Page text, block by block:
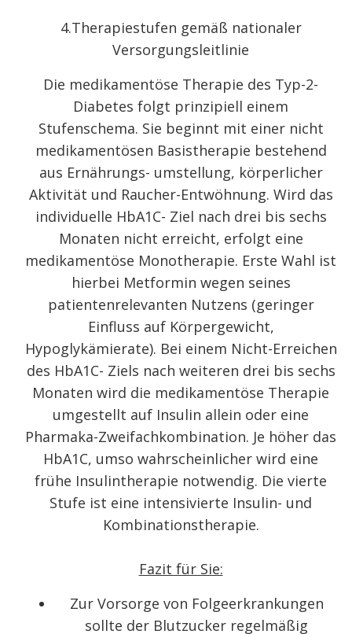
4.Therapiestufen gemäß nationaler
Versorgungsleitlinie
Die medikamentöse Therapie des Typ-2-
Diabetes folgt prinzipiell einem
Stufenschema. Sie beginnt mit einer nicht
medikamentösen Basistherapie bestehend
aus Ernährungs- umstellung, körperlicher
Aktivität und Raucher-Entwöhnung. Wird das
individuelle HbA1C- Ziel nach drei bis sechs
Monaten nicht erreicht, erfolgt eine
medikamentöse Monotherapie. Erste Wahl ist
hierbei Metformin wegen seines
patientenrelevanten Nutzens (geringer
Einfluss auf Körpergewicht,
Hypoglykämierate). Bei einem Nicht-Erreichen
des HbA1C- Ziels nach weiteren drei bis sechs
Monaten wird die medikamentöse Therapie
umgestellt auf Insulin allein oder eine
Pharmaka-Zweifachkombination. Je höher das
HbA1C, umso wahrscheinlicher wird eine
frühe Insulintherapie notwendig. Die vierte
Stufe ist eine intensivierte Insulin- und
Kombinationstherapie.
Fazit für Sie:
Zur Vorsorge von Folgeerkrankungen
sollte der Blutzucker regelmäßig